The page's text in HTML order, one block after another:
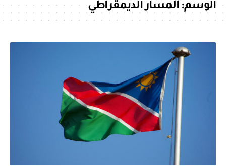
الوسم:المسار الديمقراطي